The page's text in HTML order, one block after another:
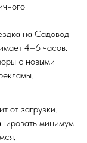
на Садовод
4–6 часов.
с новыми
от загрузки.
минимум